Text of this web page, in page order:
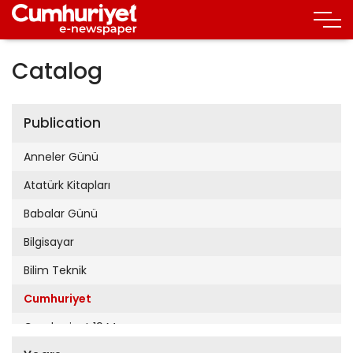
Catalog
Publication
Anneler Günü
Atatürk Kitapları
Babalar Günü
Bilgisayar
Bilim Teknik
Cumhuriyet
Cumhuriyet 19 Mayıs